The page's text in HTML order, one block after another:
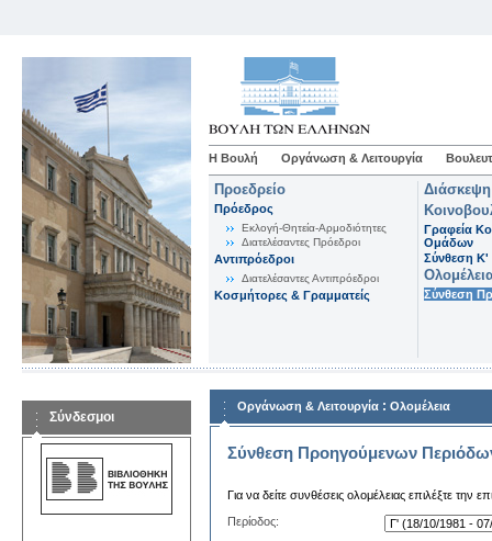
Η Βουλή Οργάνωση & Λειτουργία
Προεδρείο
Πρόεδρος
Εκλογή-Θητεία-Αρμοδιότητες
Διατελέσαντες Πρόεδροι
Αντιπρόεδροι
Διατελέσαντες Αντιπρόεδροι
Κοσμήτορες & Γραμματείς
Γραφεία
Ομάδων
Σύνθεση K'
Σύνθεση
Σύνδεσμοι
Οργάνωση & Λειτουργία : Ολομέλεια
Σύνθεση Προηγούμενων
Για να δείτε συνθέσεις ολομέλειας επιλέξτε την
Περίοδος: